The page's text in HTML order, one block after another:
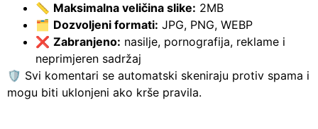
📏 Maksimalna veličina slike: 2MB
🗂️ Dozvoljeni formati: JPG, PNG, WEBP
❌ Zabranjeno: nasilje, pornografija, reklame i
neprimjeren sadržaj
🛡️ Svi komentari se automatski skeniraju protiv spama i
mogu biti uklonjeni ako krše pravila.